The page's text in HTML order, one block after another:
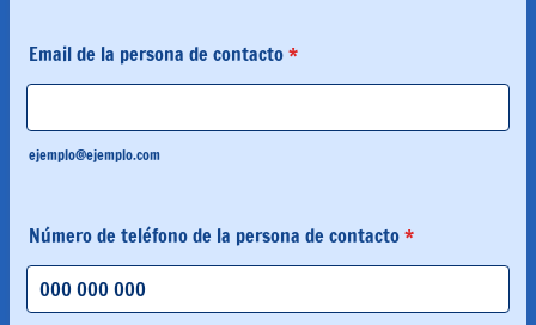
Email de la persona de contacto*
ejemplo@ejemplo.com
Número de teléfono de la persona de contacto*